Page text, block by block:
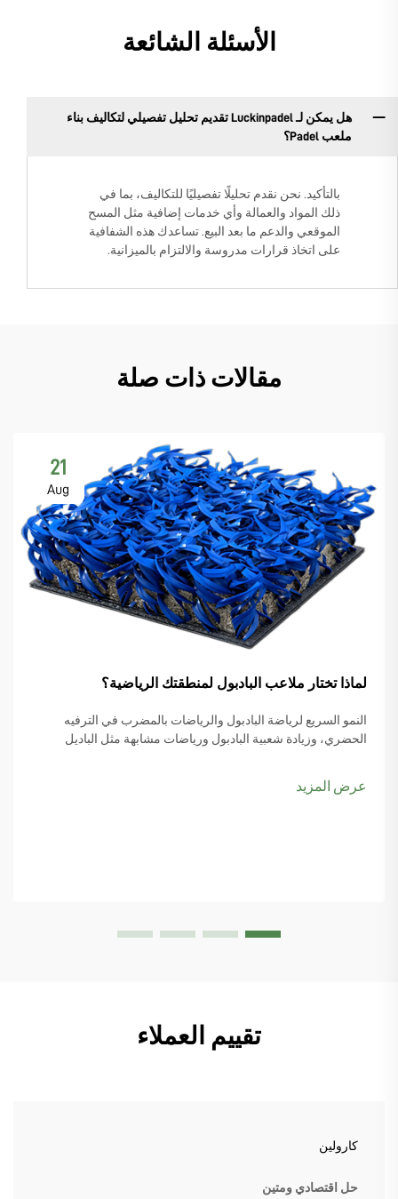
الأسئلة الشائعة
هل يمكن لـ Luckinpadel تقديم تحليل تفصيلي لتكاليف بناء
ملعب Padel؟
بالتأكيد. نحن نقدم تحليلًا تفصيليًا للتكاليف، بما في
ذلك المواد والعمالة وأي خدمات إضافية مثل المسح
الموقعي والدعم ما بعد البيع. تساعدك هذه الشفافية
على اتخاذ قرارات مدروسة والالتزام بالميزانية.
مقالات ذات صلة
21
Aug
لماذا تختار ملاعب البادبول لمنطقتك الرياضية؟
النمو السريع لرياضة البادبول والرياضات بالمضرب في الترفيه
الحضري، وزيادة شعبية البادبول ورياضات مشابهة مثل الباديل
عرض المزيد
تقييم العملاء
كارولين
حل اقتصادي ومتين